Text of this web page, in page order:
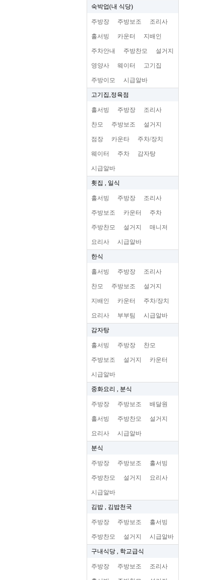
숙박업(내 식당)
주방장 주방보조 조리사
홀서빙 카운터 지배인
주차안내 주방찬모 설거지
영양사 웨이터 고기집
주방이모 시급알바
고기집,정육점
홀서빙 주방장 조리사
찬모 주방보조 설거지
점장 카운타 주차/장치
웨이터 주차 감자탕
시급알바
횟집 , 일식
홀서빙 주방장 조리사
주방보조 카운터 주차
주방찬모 설거지 매니저
요리사 시급알바
한식
홀서빙 주방장 조리사
찬모 주방보조 설거지
지배인 카운터 주차/장치
요리사 부부팀 시급알바
감자탕
홀서빙 주방장 찬모
주방보조 설거지 카운터
시급알바
중화요리 , 분식
주방장 주방보조 배달원
홀서빙 주방찬모 설거지
요리사 시급알바
분식
주방장 주방보조 홀서빙
주방찬모 설거지 요리사
시급알바
김밥 , 김밥천국
주방장 주방보조 홀서빙
주방찬모 설거지 시급알바
구내식당 , 학교급식
주방장 주방보조 조리사